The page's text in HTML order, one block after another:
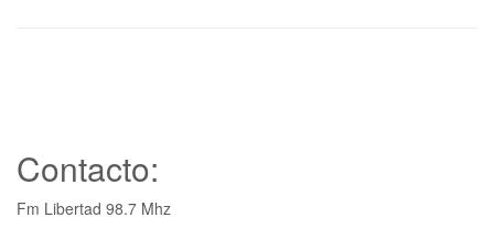
Contacto:
Fm Libertad 98.7 Mhz